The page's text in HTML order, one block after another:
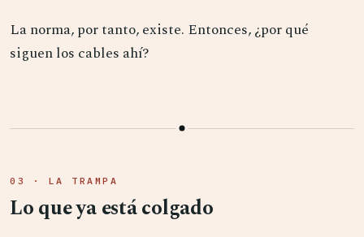
La norma, por tanto, existe. Entonces, ¿por qué
siguen los cables ahí?
03 · LA TRAMPA
Lo que ya está colgado